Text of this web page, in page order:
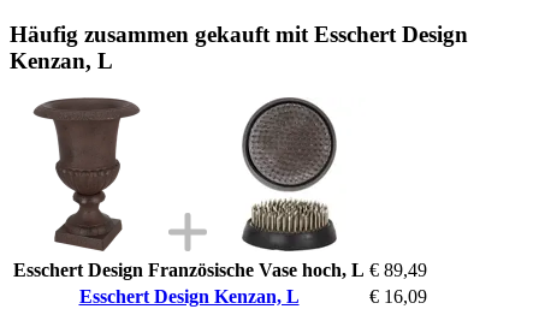
Häufig zusammen gekauft mit Esschert Design
Kenzan, L
Esschert Design Französische Vase hoch, L € 89,49
Esschert Design Kenzan, L
€ 16,09